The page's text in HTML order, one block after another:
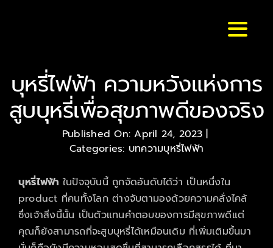
แบรนด์ & รุ่น
ร้านค้า
บทความ
สมัครตัวแทน
บุหรี่ไฟฟ้า ความหวังแห่งการ
สูบบุหรี่เพื่อสุขภาพดีของจริง
Published On: April 24, 2023 |
Categories: บทความบุหรี่ไฟฟ้า
บุหรี่ไฟฟ้า ในปัจจุบันนี้ ถูกจัดอันดับได้ว่า เป็นหนึ่งใน
product ที่คนทั้งโลก ต่างจับตามองด้วยความคลั่งไคล้
ซึ่งเจ้าสิ่งนี้นั้น เป็นตัวแทนคำตอบของการมีสุขภาพดีแต่
คุณก็ยังสามารถที่จะสูบบุหรี่ได้เหมือนเดิม ที่เพิ่มเติมขึ้นมา